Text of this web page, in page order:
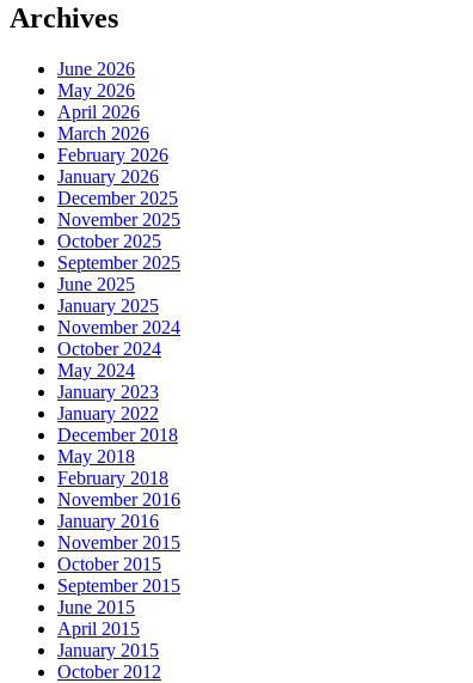
Archives
June 2026
May 2026
April 2026
March 2026
February 2026
January 2026
December 2025
November 2025
October 2025
September 2025
June 2025
January 2025
November 2024
October 2024
May 2024
January 2023
January 2022
December 2018
May 2018
February 2018
November 2016
January 2016
November 2015
October 2015
September 2015
June 2015
April 2015
January 2015
October 2012